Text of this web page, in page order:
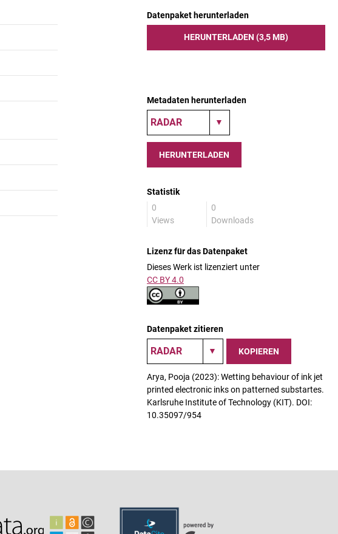
Datenpaket herunterladen
HERUNTERLADEN (3,5 MB)
Metadaten herunterladen
HERUNTERLADEN
Statistik
0
Views
0
Downloads
Lizenz für das Datenpaket
Dieses Werk ist lizenziert unter
CC BY 4.0
Datenpaket zitieren
KOPIEREN
Arya, Pooja (2023): Wetting behaviour of ink jet
printed electronic inks on patterned substartes.
Karlsruhe Institute of Technology (KIT). DOI:
10.35097/954